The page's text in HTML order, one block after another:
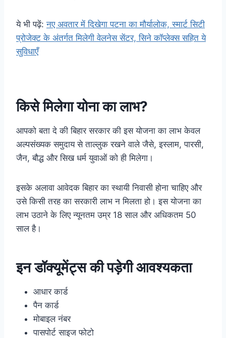
ये भी पढ़ें:नए अवतार में दिखेगा पटना का मौर्यालोक, स्मार्ट सिटी
प्रोजेक्ट के अंतर्गत मिलेगी वेलनेस सेंटर, सिने कॉप्लेक्स सहित ये
सुविधाएँ
किसे मिलेगा योना का लाभ?
आपको बता दे की बिहार सरकार की इस योजना का लाभ केवल
अल्पसंख्यक समुदाय से ताल्लुक रखने वाले जैसे, इस्लाम, पारसी,
जैन, बौद्ध और सिख धर्म युवाओं को ही मिलेगा।
इसके अलावा आवेदक बिहार का स्थायी निवासी होना चाहिए और
उसे किसी तरह का सरकारी लाभ न मिलता हो। इस योजना का
लाभ उठाने के लिए न्यूनतम उम्र 18 साल और अधिकतम 50
साल है।
इन डॉक्यूमेंट्स की पड़ेगी आवश्यकता
आधार कार्ड
पैन कार्ड
मोबाइल नंबर
पासपोर्ट साइज फोटो